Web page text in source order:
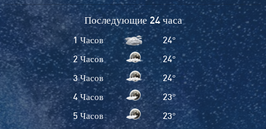
Последующие 24 часа
1 Часов 24°
2 Часов
24°
3 Часов
24°
4 Часов
23°
5 Часов
23°